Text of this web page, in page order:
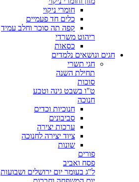
חומרי ניקוי
כלים חד פעמיים
קפה תה סוכר וחלב עמיד
ריהוט משרדי
כסאות
חגים ונושאים נלמדים
חגי תשרי
תחילת השנה
סוכות
ט"ו בשבט גינה וטבע
חנוכה
חנוכיות וכדים
סביבונים
ערכות יצירה
ציוד יצירה לחנוכה
שונות
פורים
פסח ואביב
ל"ג בעומר יום ירושלים ושבועות